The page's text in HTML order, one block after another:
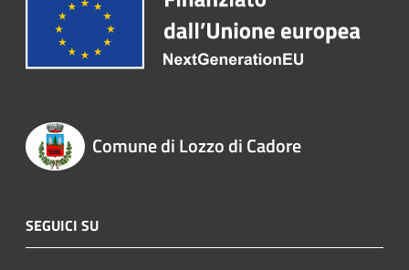
Comune di Lozzo di Cadore
SEGUICI SU